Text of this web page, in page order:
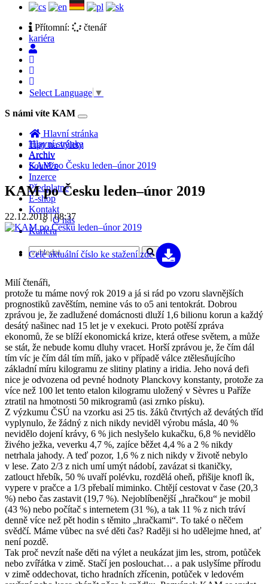
Přítomní:
čtenář
kariéra
Select Language ▼
S námi víte KAM
Toggle
navigation
Hlavní stránka
Tipy na výlety
Archiv
Soutěže
Inzerce
Předplatné
E-shop
Kontakt
O nás
Kariéra
Hlavní stránka
Archiv
KAM po Česku leden–únor 2019
KAM po Česku leden–únor 2019
22.12.2018 | 08:37
Celé aktuální číslo ke stažení zde
Milí čtenáři,
protože tu máme nový rok 2019 a já si rád po vzoru slavnějších
prognostiků zavěštím, nemine vás to o5 ani tentokrát. Dobrou
zprávou je, že zadlužené domácnosti dluží 1,6 bilionu korun a každý
desátý našinec nad 15 let je v exekuci. Proto potěší zpráva
ekonomů, že se blíží ekonomická krize, která otřese světem, a může
se stát, že nebude komu dluhy vracet. Horší zprávou je, že čím dál
tím víc je čím dál tím míň, jako v případě válce ztělesňujícího
základní míru kilogramu ze slitiny platiny a iridia. Jeho nová defi
nice je odvozena od pevné hodnoty Planckovy konstanty, protože za
více než 100 let tento etalon kilogramu uložený v Sèvres u Paříže
ztratil na hmotnosti 50 mikrogramů (asi zrnko písku).
Z výzkumu ČSÚ na vzorku asi 25 tis. žáků čtvrtých až devátých tříd
vyplynulo, že žádný z nich nikdy neviděl výrobu másla, 40 %
nevidělo dojení krávy, 6 % jich neslyšelo kukačku, 6,8 % nevidělo
živého ježka, veverku 4,7 %, zajíce běžet 4,4 % a 2 % nikdy
netrhala jahody. A teď pozor, 1,6 % z nich nikdy v životě nebylo
v lese. Zato 2/3 z nich umí umýt nádobí, zavázat si tkaničky,
zatlouct hřebík, 50 % uvaří polévku, rozdělá oheň, přišije knofl ík,
vypere v pračce a 1/3 přebalí miminko. Chtějí cestovat v čase (20,3
%) nebo čas zastavit (19,7 %). Nejoblíbenější „hračkou“ je mobil
(43 %) nebo počítač s internetem (31 %), a tak 11 % z nich tráví
denně více než pět hodin s těmito „hračkami“. To také o něčem
svědčí. Máme vůbec na své děti čas? Raději si ho udělejme hned, ať
není pozdě.
Tak proč nevzít naše děti na výlet a neukázat jim les, strom, potůček
nebo zvířátka v zimě. Stačí jen poslouchat… a pak uslyšíme přírodu
v zimě oddechovat, ticho hradních zřícenin, potůček v ledovém